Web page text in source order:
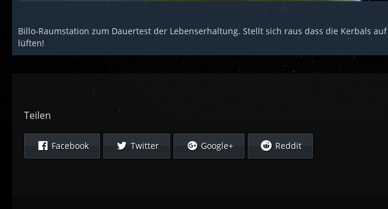
Billo-Raumstation zum Dauertest der Lebenserhaltung. Stellt sich raus dass die Kerbals auf
lüften!
Teilen
Facebook Twitter Google+ Reddit